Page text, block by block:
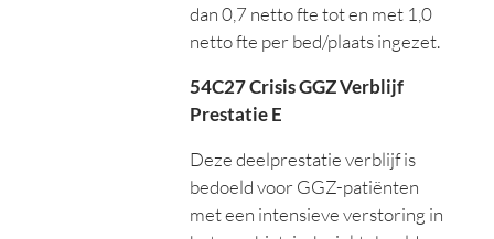
dan 0,7 netto fte tot en met 1,0
netto fte per bed/plaats ingezet.
54C27 Crisis GGZ Verblijf
Prestatie E
Deze deelprestatie verblijf is
bedoeld voor GGZ-patiënten
met een intensieve verstoring in